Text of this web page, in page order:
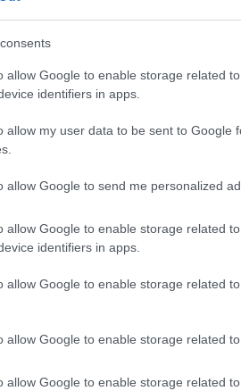
allow Google to enable storage related
identifiers in apps.
allow my user data to be sent to Google
allow Google to send me personalized
allow Google to enable storage related
identifiers in apps.
allow Google to enable storage related
allow Google to enable storage related
allow Google to enable storage related
Το πόρισμα του ΕΜΠ
- Τι λέει για τον
Το έγγραφο των 95
παραδοθεί στον
ο έλεγχος
Ελλάδα|17.03.2026 18:36